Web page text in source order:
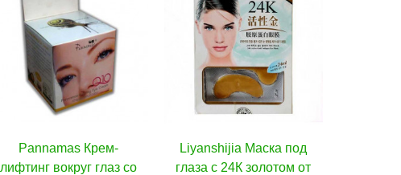
В корзину
Pannamas Крем-
лифтинг вокруг глаз со
В корзину
Liyanshijia Маска под
глаза с 24К золотом от